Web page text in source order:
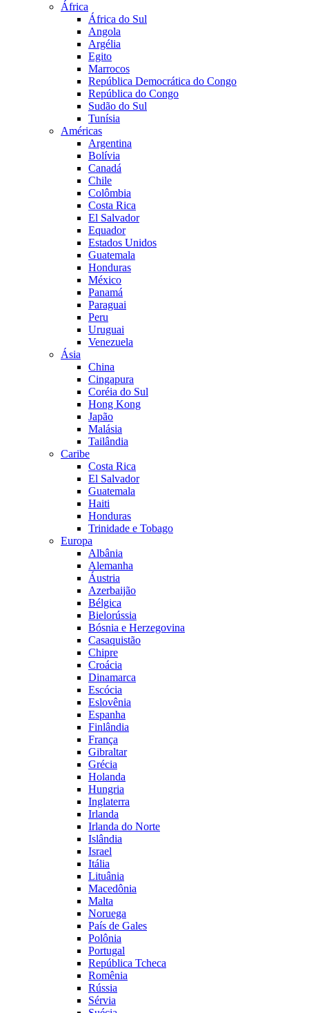
África
África do Sul
Angola
Argélia
Egito
Marrocos
República Democrática do Congo
República do Congo
Sudão do Sul
Tunísia
Américas
Argentina
Bolívia
Canadá
Chile
Colômbia
Costa Rica
El Salvador
Equador
Estados Unidos
Guatemala
Honduras
México
Panamá
Paraguai
Peru
Uruguai
Venezuela
Ásia
China
Cingapura
Coréia do Sul
Hong Kong
Japão
Malásia
Tailândia
Caribe
Costa Rica
El Salvador
Guatemala
Haiti
Honduras
Trinidade e Tobago
Europa
Albânia
Alemanha
Áustria
Azerbaijão
Bélgica
Bielorússia
Bósnia e Herzegovina
Casaquistão
Chipre
Croácia
Dinamarca
Escócia
Eslovênia
Espanha
Finlândia
França
Gibraltar
Grécia
Holanda
Hungria
Inglaterra
Irlanda
Irlanda do Norte
Islândia
Israel
Itália
Lituânia
Macedônia
Malta
Noruega
País de Gales
Polônia
Portugal
República Tcheca
Romênia
Rússia
Sérvia